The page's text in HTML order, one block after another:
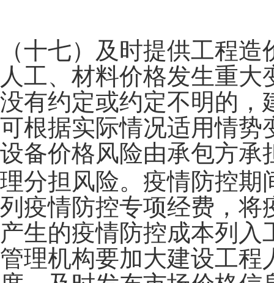
（十七）及时提供工程
人工、材料价格发生重
没有约定或约定不明的，
可根据实际情况适用情势
设备价格风险由承包方承
理分担风险。疫情防控期
列疫情防控专项经费，将
产生的疫情防控成本列
管理机构要加大建设工程